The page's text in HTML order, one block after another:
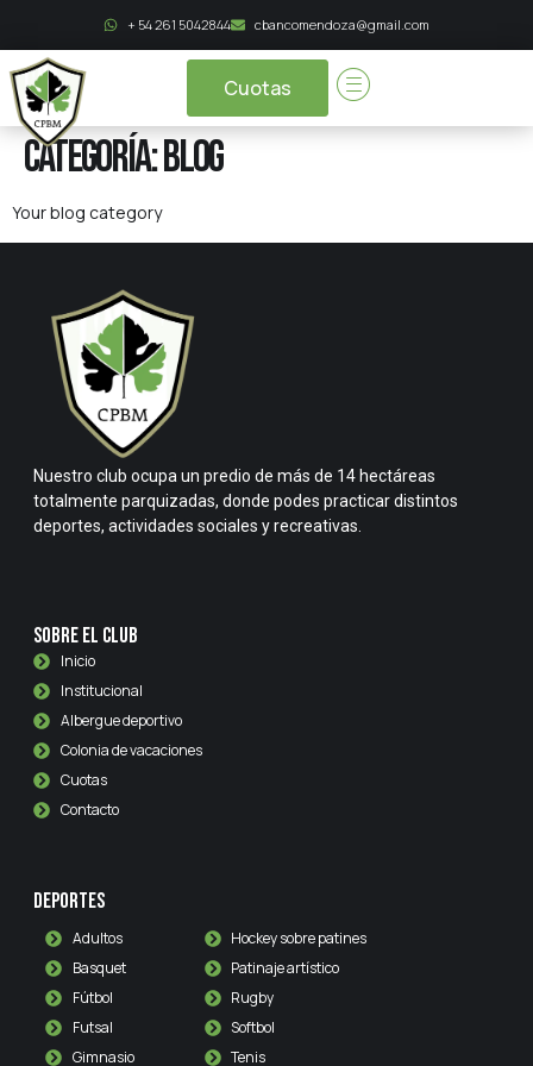
+ 54 261 5042844 cbancomendoza@gmail.com
Cuotas
Categoría:Blog
Your blog category
Nuestro club ocupa un predio de más de 14 hectáreas
totalmente parquizadas, donde podes practicar distintos
deportes, actividades sociales y recreativas.
Sobre el club
Inicio
Institucional
Albergue deportivo
Colonia de vacaciones
Cuotas
Contacto
Deportes
Adultos
Basquet
Fútbol
Futsal
Gimnasio
Hockey sobre patines
Patinaje artístico
Rugby
Softbol
Tenis